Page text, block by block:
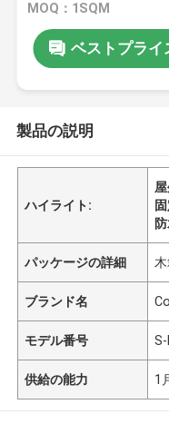
MOQ：1SQM
ベストプライ
製品の説明
ハイライト:
パッケージの詳細
ブランド名
モデル番号
供給の能力 1